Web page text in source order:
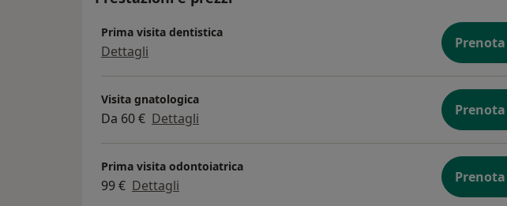
Prima visita dentistica
Dettagli
Visita gnatologica
Da 60 € Dettagli
Prima visita odontoiatrica
99 € Dettagli